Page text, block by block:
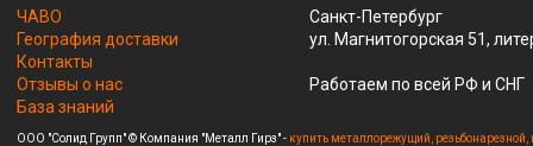
ЧАВО
География доставки
Контакты
Отзывы о нас
База знаний
Санкт-Петербург
ул. Магнитогорская 51,
Работаем по всей РФ и СНГ
ООО "Солид Групп" © Компания "Металл Гирз" - купить металлорежущий,